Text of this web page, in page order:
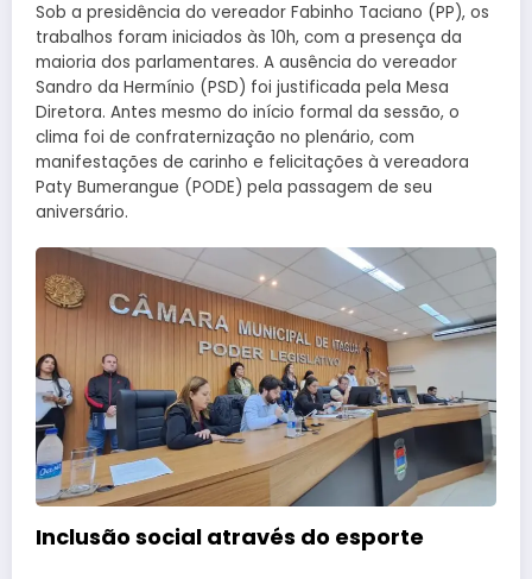
Sob a presidência do vereador Fabinho Taciano (PP), os
trabalhos foram iniciados às 10h, com a presença da
maioria dos parlamentares. A ausência do vereador
Sandro da Hermínio (PSD) foi justificada pela Mesa
Diretora. Antes mesmo do início formal da sessão, o
clima foi de confraternização no plenário, com
manifestações de carinho e felicitações à vereadora
Paty Bumerangue (PODE) pela passagem de seu
aniversário.
Inclusão social através do esporte